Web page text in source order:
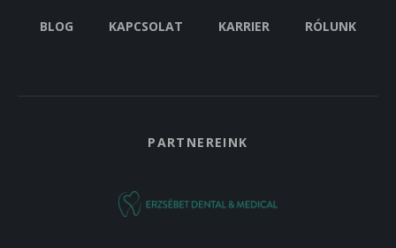
BLOG KAPCSOLAT KARRIER RÓLUNK
PARTNEREINK